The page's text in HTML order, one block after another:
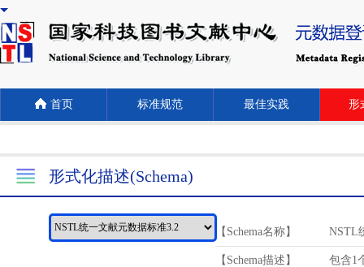
首页 标准规范 最佳实践 形
形式化描述(Schema)
【Schema名称】 NSTL
【Schema描述】 包含1